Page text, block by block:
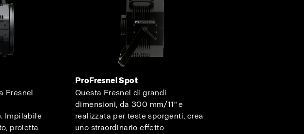
Fresnel
Impilabile
proietta
ProFresnel Spot
Questa Fresnel di grandi
dimensioni, da 300 mm/11" e
realizzata per teste sporgenti, crea
uno straordinario effetto